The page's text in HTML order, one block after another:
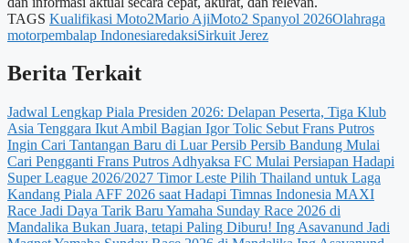
TAGS Kualifikasi Moto2Mario AjiMoto2 Spanyol 2026Olahraga
motorpembalap IndonesiaredaksiSirkuit Jerez
Berita Terkait
Jadwal Lengkap Piala Presiden 2026: Delapan Peserta, Tiga Klub
Asia Tenggara Ikut Ambil Bagian Igor Tolic Sebut Frans Putros
Ingin Cari Tantangan Baru di Luar Persib Persib Bandung Mulai
Cari Pengganti Frans Putros Adhyaksa FC Mulai Persiapan Hadapi
Super League 2026/2027 Timor Leste Pilih Thailand untuk Laga
Kandang Piala AFF 2026 saat Hadapi Timnas Indonesia MAXI
Race Jadi Daya Tarik Baru Yamaha Sunday Race 2026 di
Mandalika Bukan Juara, tetapi Paling Diburu! Ing Asavanund Jadi